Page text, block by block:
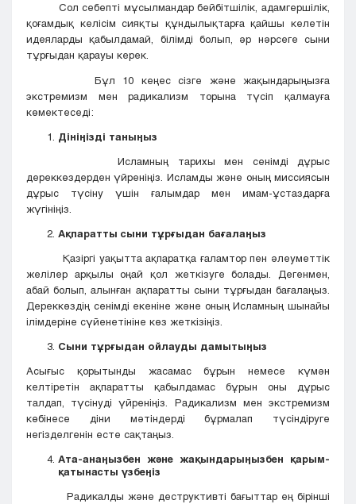
Сол себепті мұсылмандар бейбітшілік, адамгершілік,
қоғамдық келісім сияқты құндылықтарға қайшы келетін
идеяларды қабылдамай, білімді болып, әр нәрсеге сыни
тұрғыдан қарауы керек.
Бұл 10 кеңес сізге және жақындарыңызға
экстремизм мен радикализм торына түсіп қалмауға
көмектеседі:
Дініңізді таныңыз
Исламның тарихы мен сенімді дұрыс
дереккөздерден үйреніңіз. Исламды және оның миссиясын
дұрыс түсіну үшін ғалымдар мен имам-ұстаздарға
жүгініңіз.
Ақпаратты сыни тұрғыдан бағалаңыз
Қазіргі уақытта ақпаратқа ғаламтор пен әлеуметтік
желілер арқылы оңай қол жеткізуге болады. Дегенмен,
абай болып, алынған ақпаратты сыни тұрғыдан бағалаңыз.
Дереккөздің сенімді екеніне және оның Исламның шынайы
ілімдеріне сүйенетініне көз жеткізіңіз.
Сыни тұрғыдан ойлауды дамытыңыз
Асығыс қорытынды жасамас бұрын немесе күмән
келтіретін ақпаратты қабылдамас бұрын оны дұрыс
талдап, түсінуді үйреніңіз. Радикализм мен экстремизм
көбінесе діни мәтіндерді бұрмалап түсіндіруге
негізделгенін есте сақтаңыз.
Ата-анаңызбен және жақындарыңызбен қарым-
қатынасты үзбеңіз
Радикалды және деструктивті бағыттар ең бірінші